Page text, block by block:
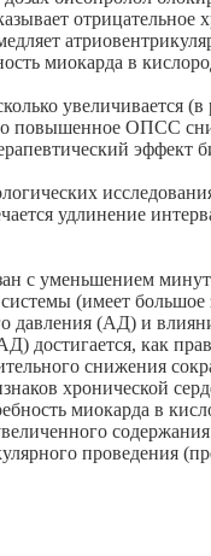
отрицательное
миокарда в
увеличивается (в
повышенное ОПСС
эффект
удлинение
с уменьшением
(имеет большое
давления (АД) и
как
снижения
хронической
миокарда в
проведения